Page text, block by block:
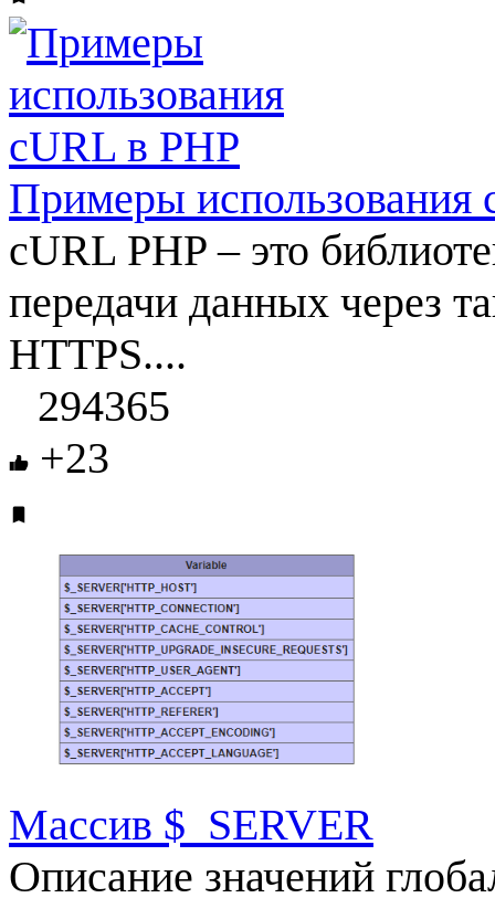
Примеры использования
cURL PHP – это
передачи данных через
HTTPS....
294365
+23
Массив $_SERVER
Описание значений